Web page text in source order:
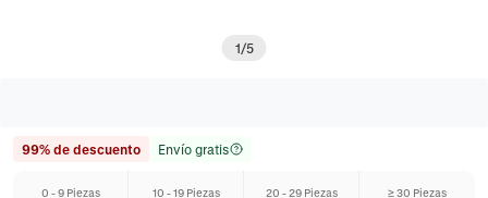
1/5
99% de descuento Envío gratis
0 - 9 Piezas 10 - 19 Piezas 20 - 29 Piezas ≥ 30 Piezas